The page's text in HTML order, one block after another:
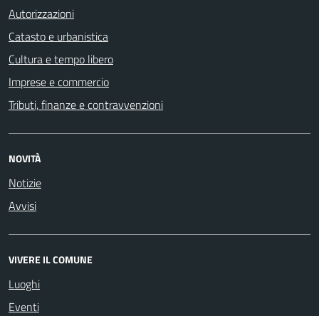
Autorizzazioni
Catasto e urbanistica
Cultura e tempo libero
Imprese e commercio
Tributi, finanze e contravvenzioni
NOVITÀ
Notizie
Avvisi
VIVERE IL COMUNE
Luoghi
Eventi